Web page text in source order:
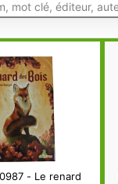
- Le renard